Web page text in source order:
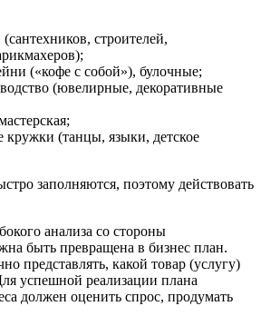
строителей,
(«кофе с собой»), булочные;
(ювелирные, декоративные
кружки (танцы, языки, детское
заполняются, поэтому действовать
анализа со стороны
быть превращена в бизнес план.
представлять, какой товар (услугу)
успешной реализации плана
должен оценить спрос, продумать